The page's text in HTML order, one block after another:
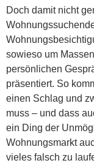
Doch damit nicht
sowieso um
persönlichen
präsentiert. So
einen Schlag und
muss – und dass
ein Ding der
Wohnungsmarkt
vieles falsch zu